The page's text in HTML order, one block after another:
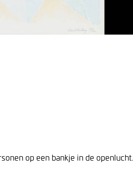
op een bankje in de openlucht.